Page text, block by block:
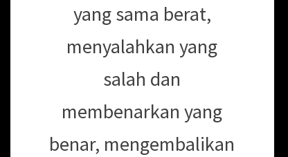
yang sama berat,
menyalahkan yang
salah dan
membenarkan yang
benar, mengembalikan